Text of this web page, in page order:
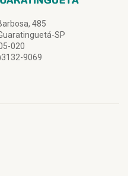
485
SP
020
9069